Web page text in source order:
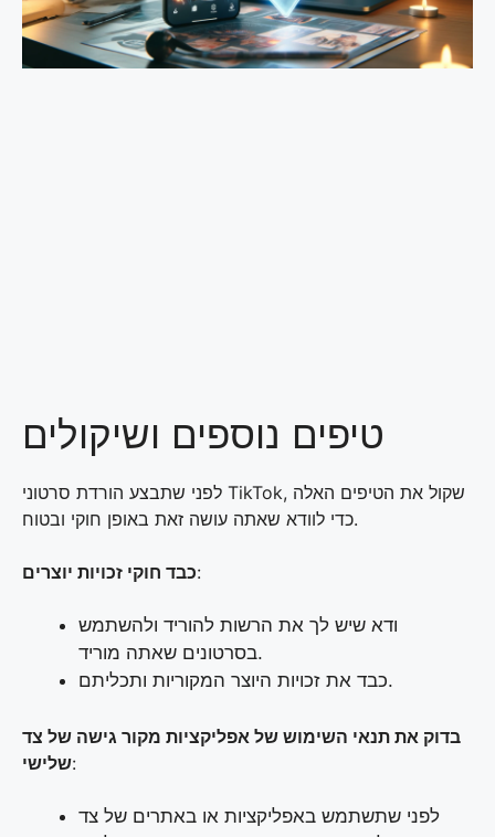
טיפים נוספים ושיקולים
לפני שתבצע הורדת סרטוני TikTok, שקול את הטיפים האלה
כדי לוודא שאתה עושה זאת באופן חוקי ובטוח.
כבד חוקי זכויות יוצרים:
ודא שיש לך את הרשות להוריד ולהשתמש
בסרטונים שאתה מוריד.
כבד את זכויות היוצר המקוריות ותכליתם.
בדוק את תנאי השימוש של אפליקציות מקור גישה של צד
שלישי:
לפני שתשתמש באפליקציות או באתרים של צד